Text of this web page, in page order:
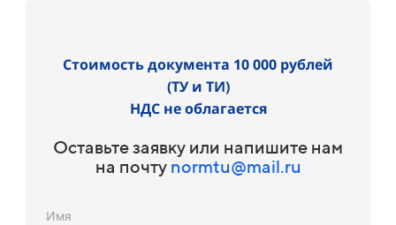
Стоимость документа 10 000 рублей
(ТУ и ТИ)
НДС не облагается
Оставьте заявку или напишите нам
на почту normtu@mail.ru
Имя